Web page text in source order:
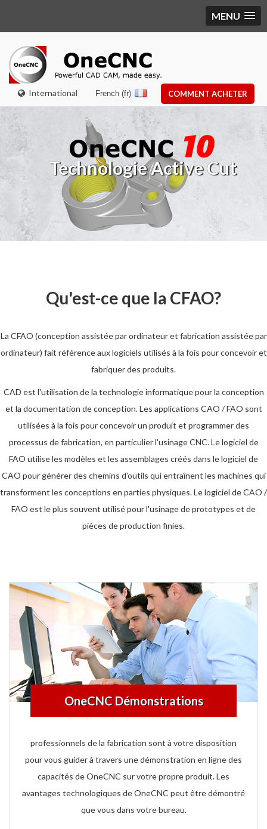
MENU
International COMMENT ACHETER
French (fr)
Active Cut
Qu'est-ce que la CFAO?
La CFAO (conception assistée par ordinateur et fabrication assistée par
ordinateur) fait référence aux logiciels utilisés à la fois pour concevoir et
fabriquer des produits.
CAD est l'utilisation de la technologie informatique pour la conception
et la documentation de conception. Les applications CAO / FAO sont
utilisées à la fois pour concevoir un produit et programmer des
processus de fabrication, en particulier l'usinage CNC. Le logiciel de
FAO utilise les modèles et les assemblages créés dans le logiciel de
CAO pour générer des chemins d'outils qui entraînent les machines qui
transforment les conceptions en parties physiques. Le logiciel de CAO /
FAO est le plus souvent utilisé pour l'usinage de prototypes et de
pièces de production finies.
OneCNC Démonstrations
professionnels de la fabrication sont à votre disposition
pour vous guider à travers une démonstration en ligne des
capacités de OneCNC sur votre propre produit. Les
avantages technologiques de OneCNC peut être démontré
que vous dans votre bureau.